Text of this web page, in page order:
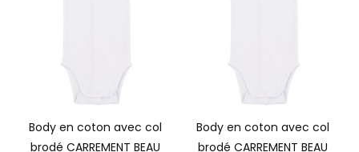
Body en coton avec col
brodé CARREMENT BEAU
Body en coton avec col
brodé CARREMENT BEAU